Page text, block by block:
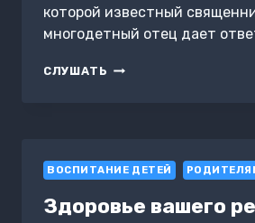
которой известный
многодетный отец дает
СЛУШАТЬ СОТВОРИ
ВОСПИТАНИЕ ДЕТЕЙ
Здоровье вашего